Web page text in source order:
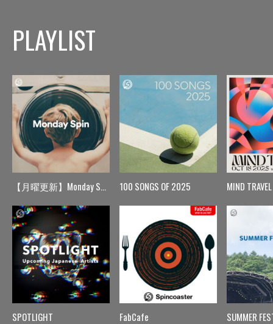
PLAYLIST
【月曜更新】Monday Spin
SPOTLIGHT
100 SONGS OF 2025
FabCafe
MIND TRAVEL
SUMMER